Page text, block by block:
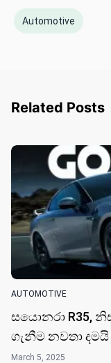
Automotive
Related Posts
AUTOMOTIVE
සයොනරා R35,
ගැනීම නවතා දම​යි
March 5, 2025